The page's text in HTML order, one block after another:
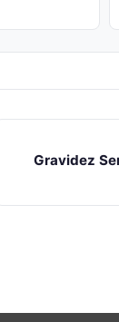
Gravidez